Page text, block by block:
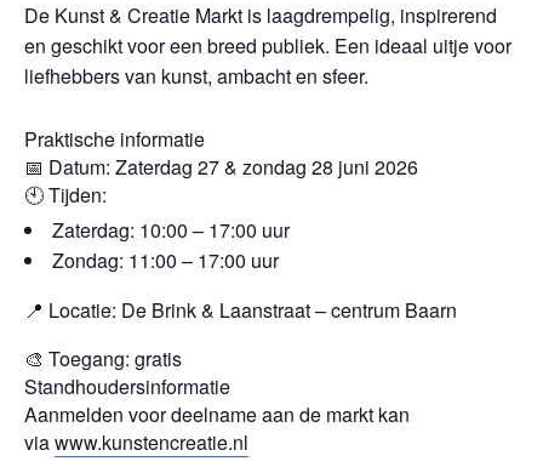
De Kunst & Creatie Markt is laagdrempelig, inspirerend
en geschikt voor een breed publiek. Een ideaal uitje voor
liefhebbers van kunst, ambacht en sfeer.
Praktische informatie
📅 Datum: Zaterdag 27 & zondag 28 juni 2026
🕙Tijden:
Zaterdag: 10:00 – 17:00 uur
Zondag: 11:00 – 17:00 uur
📍 Locatie: De Brink & Laanstraat – centrum Baarn
🎨 Toegang: gratis
Standhoudersinformatie
Aanmelden voor deelname aan de markt kan
viawww.kunstencreatie.nl